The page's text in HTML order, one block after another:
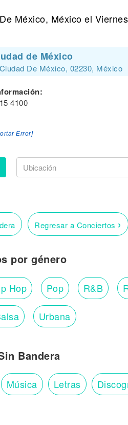
México, México el
de México
De México, 02230, México
4100
Error]
Regresar a Conciertos ›
por género
Hop Pop R&B
Urbana
Bandera
Música Letras